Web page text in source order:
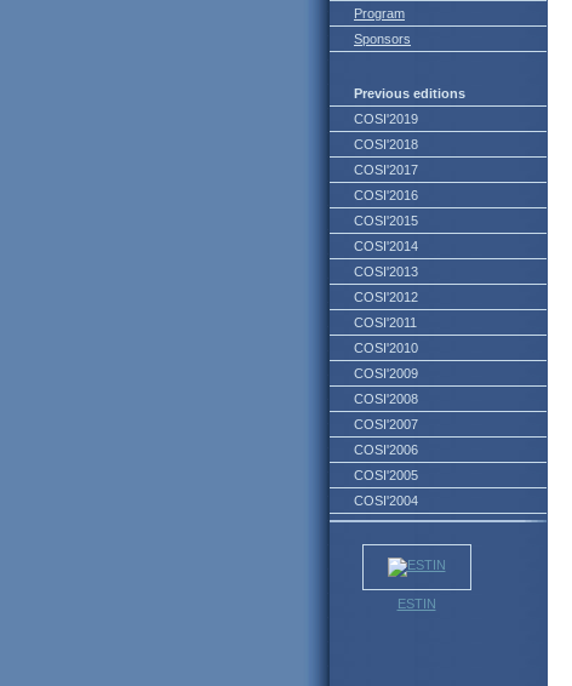
Program
Sponsors
Previous editions
COSI'2019
COSI'2018
COSI'2017
COSI'2016
COSI'2015
COSI'2014
COSI'2013
COSI'2012
COSI'2011
COSI'2010
COSI'2009
COSI'2008
COSI'2007
COSI'2006
COSI'2005
COSI'2004
ESTIN